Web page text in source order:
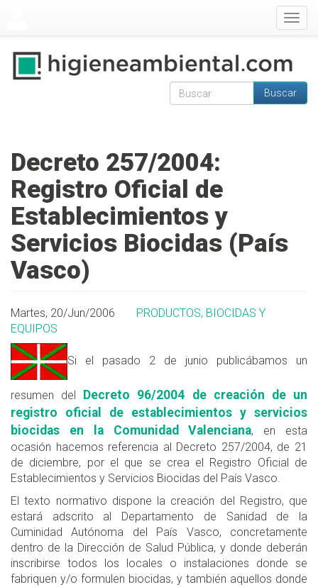
Formulario de
Buscar
Decreto 257/2004:
Registro Oficial de
Establecimientos y
Servicios Biocidas (País
Vasco)
Martes, 20/Jun/2006
PRODUCTOS, BIOCIDAS Y
EQUIPOS
Si el pasado 2 de junio publicábamos un
resumen del
Decreto 96/2004 de creación de un
registro oficial de establecimientos y servicios
biocidas en la Comunidad Valenciana, en esta
ocasión hacemos referencia al Decreto 257/2004, de 21
de diciembre, por el que se crea el Registro Oficial de
Establecimientos y Servicios Biocidas del País Vasco.
El texto normativo dispone la creación del Registro, que
estará adscrito al Departamento de Sanidad de la
Cuminidad Autónoma del País Vasco, concretamente
dentro de la Dirección de Salud Pública, y donde deberán
inscribirse todos los locales o instalaciones donde se
fabriquen y/o formulen biocidas, y también aquellos donde